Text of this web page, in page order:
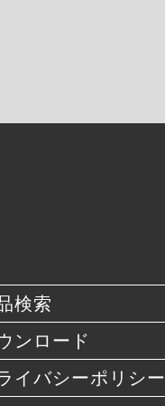
検索
ンロード
イバシーポリシー